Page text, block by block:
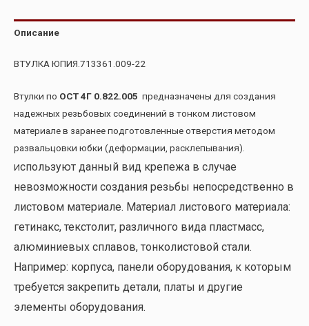
Описание
ВТУЛКА ЮПИЯ.713361.009-22
Втулки по ОСТ 4Г 0.822.005 предназначены для создания
надежных резьбовых соединений в тонком листовом
материале в заранее подготовленные отверстия методом
развальцовки юбки (деформации, расклепывания).
Используют данный вид крепежа в случае
невозможности создания резьбы непосредственно в
листовом материале. Материал листового материала:
гетинакс, текстолит, различного вида пластмасс,
алюминиевых сплавов, тонколистовой стали.
Например: корпуса, панели оборудования, к которым
требуется закрепить детали, платы и другие
элементы оборудования.